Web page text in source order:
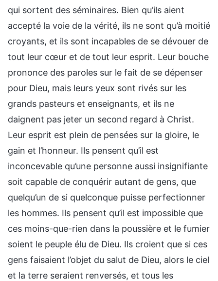
qui sortent des séminaires. Bien qu’ils aient
accepté la voie de la vérité, ils ne sont qu’à moitié
croyants, et ils sont incapables de se dévouer de
tout leur cœur et de tout leur esprit. Leur bouche
prononce des paroles sur le fait de se dépenser
pour Dieu, mais leurs yeux sont rivés sur les
grands pasteurs et enseignants, et ils ne
daignent pas jeter un second regard à Christ.
Leur esprit est plein de pensées sur la gloire, le
gain et l’honneur. Ils pensent qu’il est
inconcevable qu’une personne aussi insignifiante
soit capable de conquérir autant de gens, que
quelqu’un de si quelconque puisse perfectionner
les hommes. Ils pensent qu’il est impossible que
ces moins-que-rien dans la poussière et le fumier
soient le peuple élu de Dieu. Ils croient que si ces
gens faisaient l’objet du salut de Dieu, alors le ciel
et la terre seraient renversés, et tous les